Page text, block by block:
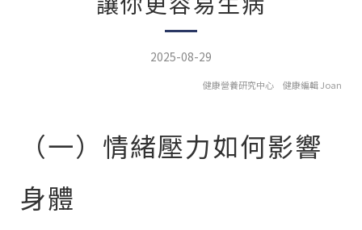
2025-08-29
健康營養研究中心 健康編輯 Joan
（一）情緒壓力如何影響
身體